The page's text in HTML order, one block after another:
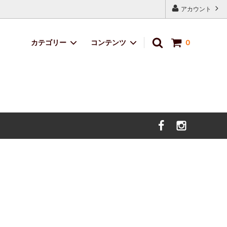
アカウント
0
カテゴリー コンテンツ